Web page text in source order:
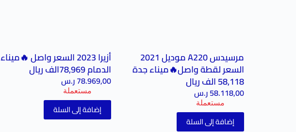
مرسيدس A220 موديل 2021
السعر لقطة واصل🔥ميناء جدة
58,118 الف ريال
58.118,00ر.س
مستعملة
إضافة إلى السلة
أزيرا 2023 السعر واصل 🔥ميناء
الدمام 78,969الف ريال
78.969,00ر.س
مستعملة
إضافة إلى السلة